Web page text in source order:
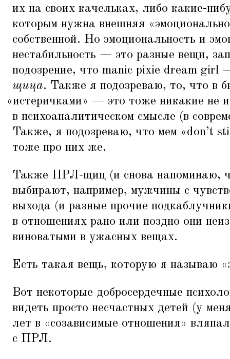
их на своих качельках, либо какие-
которым нужна внешняя «
собственной. Но эмоциональность и
нестабильность — это разные вещи,
подозрение, что manic pixie dream
щица. Также я подозреваю, то, что в
«истеричками» — это тоже никакие не
в психоаналитическом смысле (в
Также, я подозреваю, что мем «don’t
тоже про них же.
Также ПРЛ-щиц (и снова напоминаю,
выбирают, например, мужчины с
выхода (и разные прочие
в отношениях рано или поздно они
виноватыми в ужасных вещах.
Eсть такая вещь, которую я называю «
Вот некоторые добросердечные
видеть просто несчастных детей (у
лет в «созависимые отношения»
с ПРЛ.